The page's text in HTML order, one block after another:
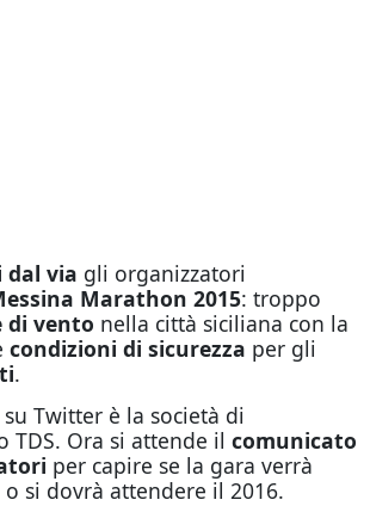
dal via gli organizzatori
Marathon 2015: troppo
di vento nella città siciliana con la
condizioni di sicurezza per gli
.
Twitter è la società di
TDS. Ora si attende il comunicato
per capire se la gara verrà
si dovrà attendere il 2016.